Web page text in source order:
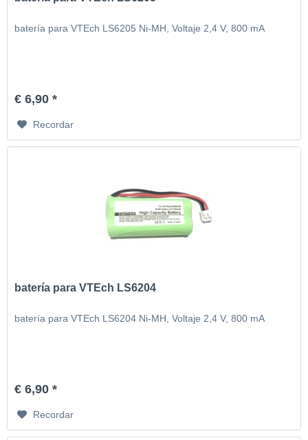
batería para VTEch LS6205 Ni-MH, Voltaje 2,4 V, 800 mA
€ 6,90 *
Recordar
batería para VTEch LS6204
batería para VTEch LS6204 Ni-MH, Voltaje 2,4 V, 800 mA
€ 6,90 *
Recordar